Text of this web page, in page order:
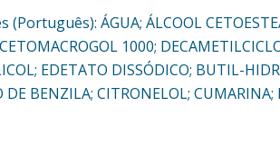
ÁGUA; ÁLCOOL
1000;
EDETATO DISSÓDICO; BUTIL-
DE BENZILA; CITRONELOL;